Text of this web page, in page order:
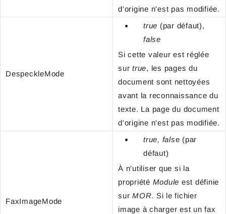
d'origine n'est pas modifiée.
DespeckleMode
true (par défaut),
false
Si cette valeur est réglée
sur true, les pages du
document sont nettoyées
avant la reconnaissance du
texte. La page du document
d'origine n'est pas modifiée.
FaxImageMode
true, false (par
défaut)
À n'utiliser que si la
propriété Module est définie
sur MOR. Si le fichier
image à charger est un fax